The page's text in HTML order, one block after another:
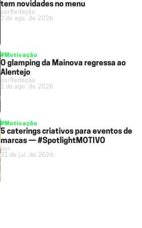
tem novidades no menu
por Redação
2 de ago. de 2026
#Motivação
O glamping da Mainova regressa ao
Alentejo
por Redação
1 de ago. de 2026
#Motivação
5 caterings criativos para eventos de
marcas — #SpotlightMOTIVO
por
31 de jul. de 2026